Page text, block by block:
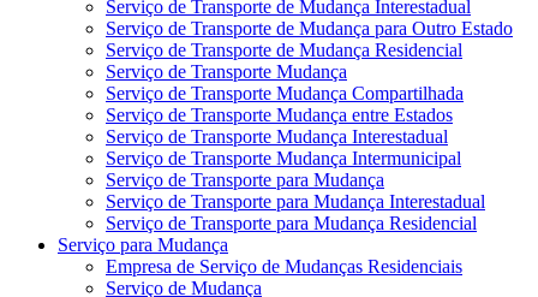
Serviço de Transporte de Mudança Interestadual
Serviço de Transporte de Mudança para Outro Estado
Serviço de Transporte de Mudança Residencial
Serviço de Transporte Mudança
Serviço de Transporte Mudança Compartilhada
Serviço de Transporte Mudança entre Estados
Serviço de Transporte Mudança Interestadual
Serviço de Transporte Mudança Intermunicipal
Serviço de Transporte para Mudança
Serviço de Transporte para Mudança Interestadual
Serviço de Transporte para Mudança Residencial
Serviço para Mudança
Empresa de Serviço de Mudanças Residenciais
Serviço de Mudança